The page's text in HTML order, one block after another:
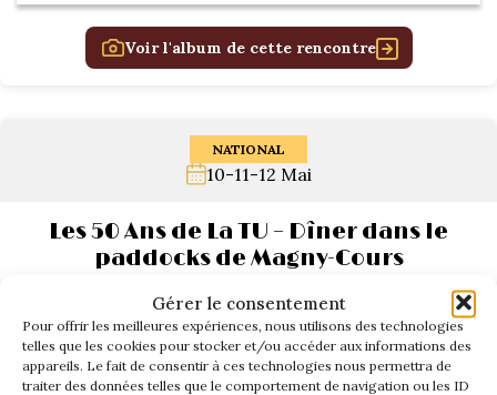
Gérer le consentement
Pour offrir les meilleures expériences, nous utilisons des technologies
telles que les cookies pour stocker et/ou accéder aux informations des
appareils. Le fait de consentir à ces technologies nous permettra de
traiter des données telles que le comportement de navigation ou les ID
Voir l'album de cette rencontre
NATIONAL
10-11-12 Mai
Les 50 Ans de La TU – Dîner dans le
paddocks de Magny-Cours